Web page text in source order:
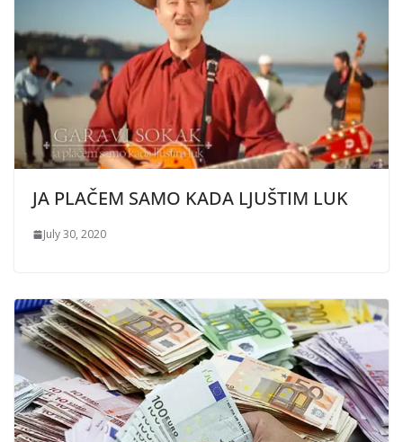
JA PLAČEM SAMO KADA LJUŠTIM LUK
July 30, 2020